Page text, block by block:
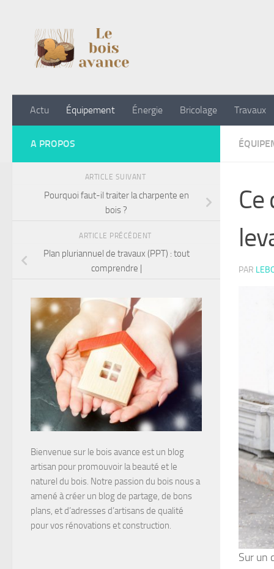
Actu Équipement Énergie Bricolage Travaux
PAR
Sur un
A PROPOS
ARTICLE SUIVANT
Pourquoi faut-il traiter la charpente en
bois ?
ARTICLE PRÉCÉDENT
Plan pluriannuel de travaux (PPT) : tout
comprendre |
Bienvenue sur le bois avance est un blog
artisan pour promouvoir la beauté et le
naturel du bois. Notre passion du bois nous a
amené à créer un blog de partage, de bons
plans, et d’adresses d’artisans de qualité
pour vos rénovations et construction.